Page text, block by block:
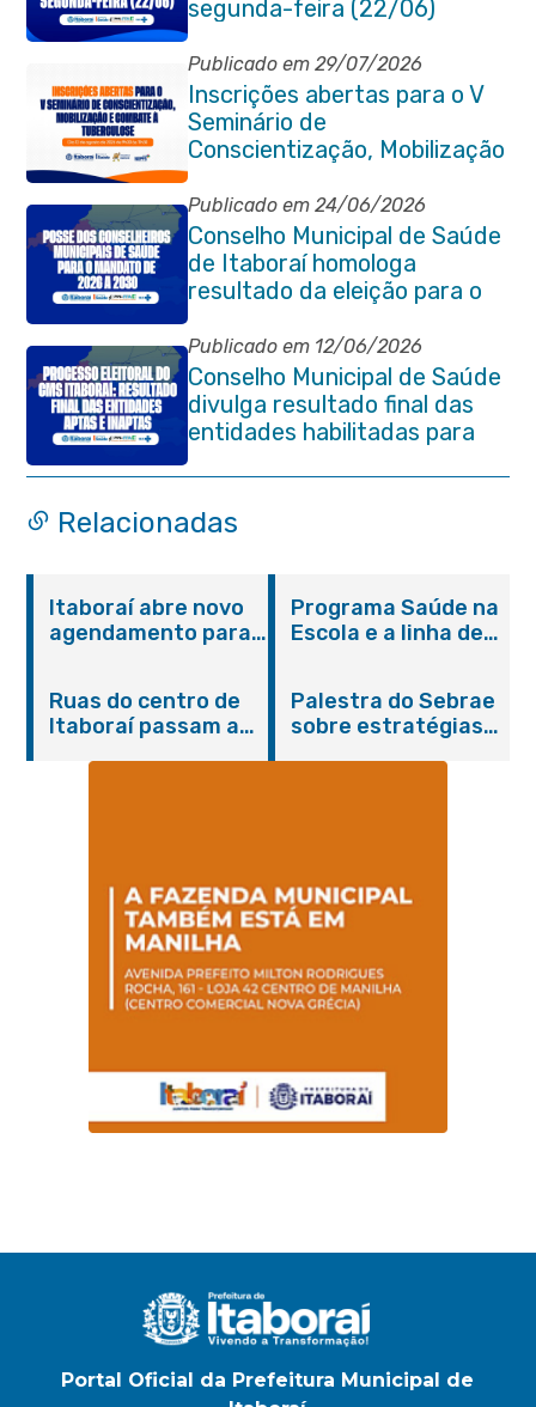
segunda-feira (22/06)
Publicado em 29/07/2026
Inscrições abertas para o V
Seminário de
Conscientização, Mobilização
e Combate à Tuberculose em
Itaboraí
Publicado em 24/06/2026
Conselho Municipal de Saúde
de Itaboraí homologa
resultado da eleição para o
quadriênio 2026–2030
Publicado em 12/06/2026
Conselho Municipal de Saúde
divulga resultado final das
entidades habilitadas para
eleição do quadriênio 2026-
2030
Relacionadas
Itaboraí abre novo
agendamento para
Programa Saúde na
Escola e a linha de
promovem
conscientização
sobre hanseníase
Ruas do centro de
Itaboraí passam a
Palestra do Sebrae
sobre estratégias
Portal Oficial da Prefeitura Municipal de